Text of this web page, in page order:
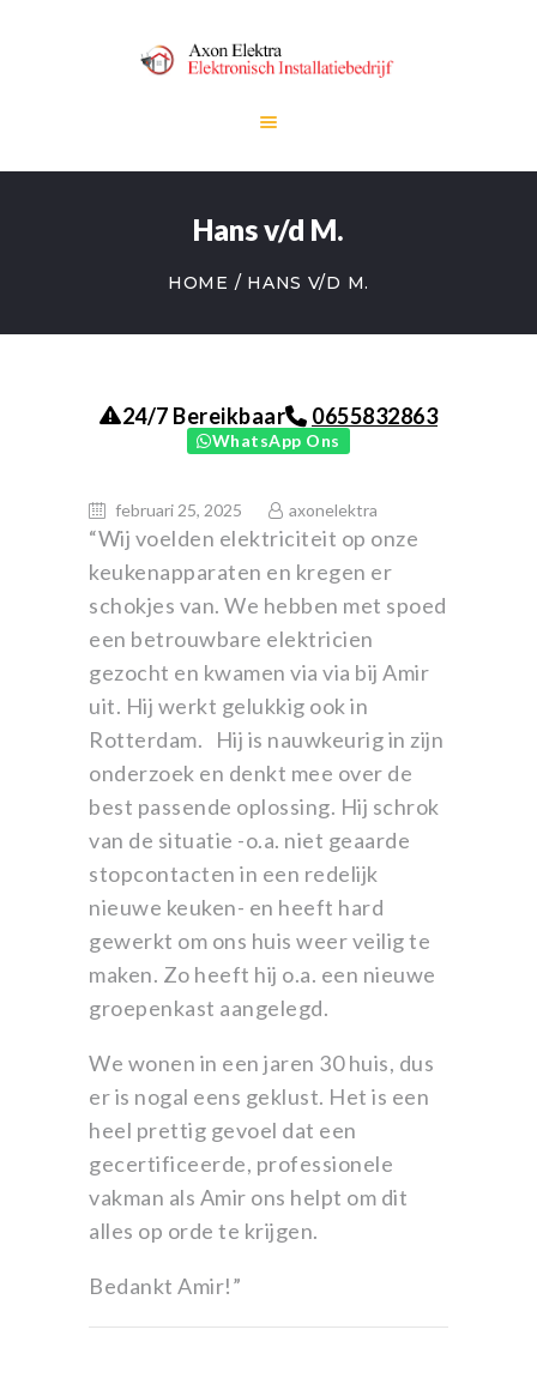
Hans v/d M.
HOME HANS V/D M.
DIENSTEN
CONTACT
24/7 Bereikbaar 0655832863
WhatsApp Ons
februari 25, 2025 axonelektra
“Wij voelden elektriciteit op onze
keukenapparaten en kregen er
schokjes van. We hebben met spoed
een betrouwbare elektricien
gezocht en kwamen via via bij Amir
uit. Hij werkt gelukkig ook in
Rotterdam. Hij is nauwkeurig in zijn
onderzoek en denkt mee over de
best passende oplossing. Hij schrok
van de situatie -o.a. niet geaarde
stopcontacten in een redelijk
nieuwe keuken- en heeft hard
gewerkt om ons huis weer veilig te
maken. Zo heeft hij o.a. een nieuwe
groepenkast aangelegd.
We wonen in een jaren 30 huis, dus
er is nogal eens geklust. Het is een
heel prettig gevoel dat een
gecertificeerde, professionele
vakman als Amir ons helpt om dit
alles op orde te krijgen.
Bedankt Amir!”